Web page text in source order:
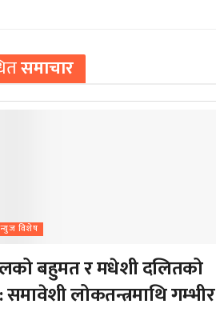
समाचार
विशेष
बहुमत र मधेशी दलितको
समावेशी लोकतन्त्रमाथि गम्भीर